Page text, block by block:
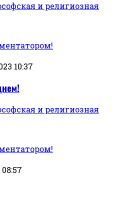
и религиозная
10:37
и религиозная